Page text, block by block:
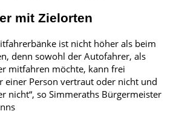
mit Zielorten
ist nicht höher als beim
denn sowohl der Autofahrer, als
mitfahren möchte, kann frei
einer Person vertraut oder nicht und
nicht“, so Simmeraths Bürgermeister